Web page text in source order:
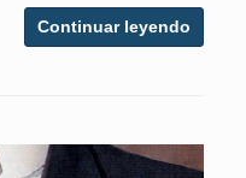
Continuar leyendo